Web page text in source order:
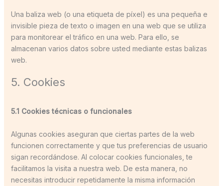
Una baliza web (o una etiqueta de píxel) es una pequeña e
invisible pieza de texto o imagen en una web que se utiliza
para monitorear el tráfico en una web. Para ello, se
almacenan varios datos sobre usted mediante estas balizas
web.
5. Cookies
5.1 Cookies técnicas o funcionales
Algunas cookies aseguran que ciertas partes de la web
funcionen correctamente y que tus preferencias de usuario
sigan recordándose. Al colocar cookies funcionales, te
facilitamos la visita a nuestra web. De esta manera, no
necesitas introducir repetidamente la misma información